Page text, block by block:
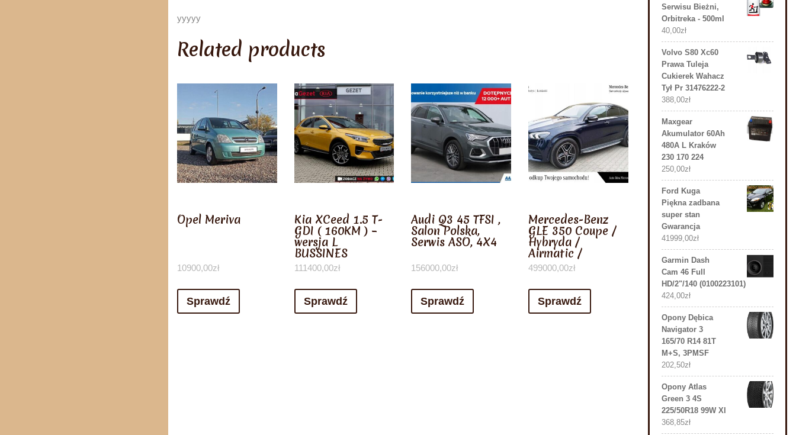
yyyyy
Related products
Opel Meriva
10900,00zł
Sprawdź
Kia XCeed 1.5 T-
GDI ( 160KM ) –
wersja L
BUSSINES
111400,00zł
Sprawdź
Audi Q3 45 TFSI ,
Salon Polska,
Serwis ASO, 4X4
156000,00zł
Sprawdź
Mercedes-Benz
GLE 350 Coupe /
Hybryda /
Airmatic /
499000,00zł
Sprawdź
Serwisu Bieżni,
Orbitreka - 500ml
40,00zł
Volvo S80 Xc60
Prawa Tuleja
Cukierek Wahacz
Tył Pr 31476222-2
388,00zł
Maxgear
Akumulator 60Ah
480A L Kraków
230 170 224
250,00zł
Ford Kuga
Piękna zadbana
super stan
Gwarancja
41999,00zł
Garmin Dash
Cam 46 Full
HD/2"/140 (0100223101)
424,00zł
Opony Dębica
Navigator 3
165/70 R14 81T
M+S, 3PMSF
202,50zł
Opony Atlas
Green 3 4S
225/50R18 99W Xl
368,85zł